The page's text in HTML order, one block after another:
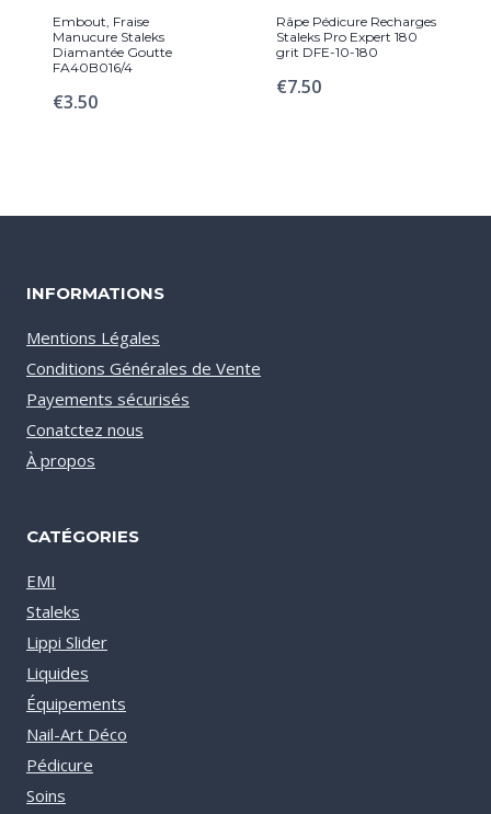
Embout, Fraise
Manucure Staleks
Diamantée Goutte
FA40B016/4
€3.50
Râpe Pédicure Recharges
Staleks Pro Expert 180
grit DFE-10-180
€7.50
INFORMATIONS
Mentions Légales
Conditions Générales de Vente
Payements sécurisés
Conatctez nous
À propos
CATÉGORIES
EMI
Staleks
Lippi Slider
Liquides
Équipements
Nail-Art Déco
Pédicure
Soins